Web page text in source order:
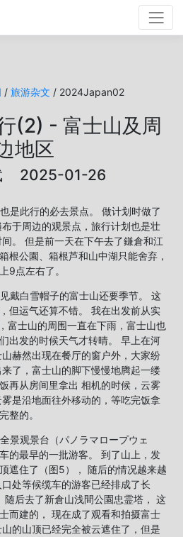
/ 旅游杂文 / 2024Japan02
(2) - 富士山及周
地区
2025-01-26
是此行的必去景点。 做计划时做了
于周边的观景点，旅行计划也是壮
。 但是前一天在下午去了鎌倉和江
根公園、箱根芦和山中湖只能舍弃，
9点左右了。
戴白雪帽子的富士山还要季节。 这
但运气还算不错。 我在出发前从实
富士山的周围一直在下雨，富士山也
出发的时候天气才转晴。 早上在河
赫然出现在餐厅的窗户外，大家纷
了，富士山的脚下慢慢地腾起一缕
再从房间里拿出 相机的时候，云雾
是沿地面往外移动的，等吃完饭拿
整的。
景观景台（パノラマロープウェ
的最早的一批游客。 到了山上，发
遮住了（图5）， 随后的情况越来越
处等候缆车的游客已经排成了长
随后去了新倉山浅間公園忠霊塔， 这
而建的， 现在成了观看和拍摄富士
的山顶已经完全被云遮住了，但是